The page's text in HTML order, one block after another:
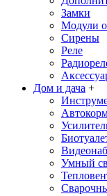
Замки
Модули
Сирены
Реле
Дом и дача +
Умный